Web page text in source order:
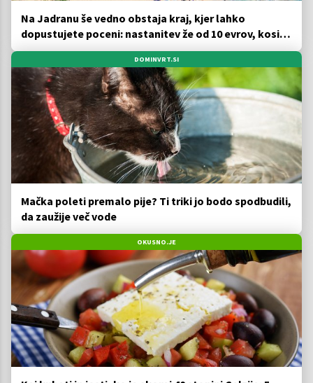
Na Jadranu še vedno obstaja kraj, kjer lahko
dopustujete poceni: nastanitev že od 10 evrov, kosilo
za pet evrov
DOMINVRT.SI
Mačka poleti premalo pije? Ti triki jo bodo spodbudili,
da zaužije več vode
OKUSNO.JE